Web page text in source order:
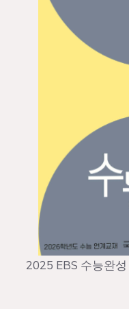
2025 EBS 수능완